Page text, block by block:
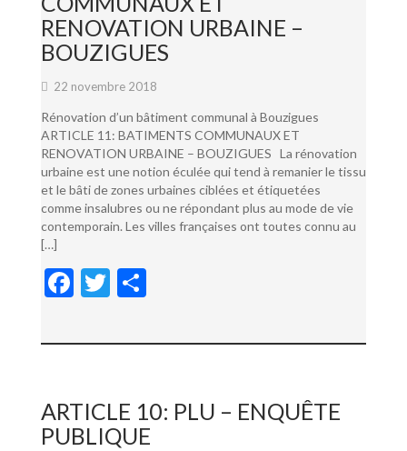
RENOVATION URBAINE –
BOUZIGUES
22 novembre 2018
Rénovation d’un bâtiment communal à Bouzigues
ARTICLE 11: BATIMENTS COMMUNAUX ET
RENOVATION URBAINE – BOUZIGUES La rénovation
urbaine est une notion éculée qui tend à remanier le tissu
et le bâti de zones urbaines ciblées et étiquetées
comme insalubres ou ne répondant plus au mode de vie
contemporain. Les villes françaises ont toutes connu au
[…]
F
e
o
o
T
itt ta
er
ARTICLE 10: PLU – ENQUÊTE
PUBLIQUE